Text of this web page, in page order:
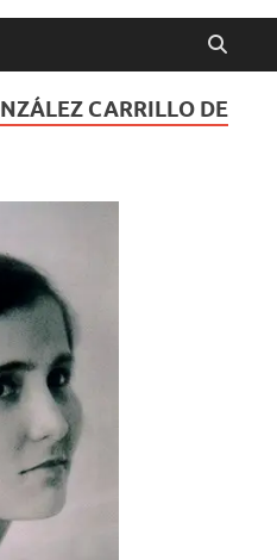
CARRILLO DE